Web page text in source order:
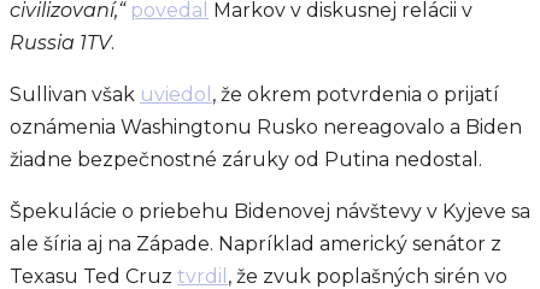
civilizovaní,“ povedal Markov v diskusnej relácii v
Russia 1TV.
Sullivan však uviedol , že okrem potvrdenia o prijatí
oznámenia Washingtonu Rusko nereagovalo a Biden
žiadne bezpečnostné záruky od Putina nedostal.
Špekulácie o priebehu Bidenovej návštevy v Kyjeve sa
ale šíria aj na Západe. Napríklad americký senátor z
Texasu Ted Cruz tvrdil , že zvuk poplašných sirén vo